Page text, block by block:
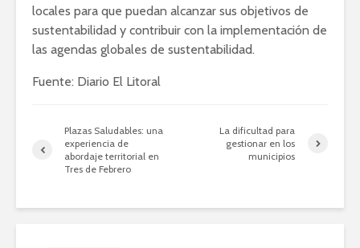
locales para que puedan alcanzar sus objetivos de
sustentabilidad y contribuir con la implementación de
las agendas globales de sustentabilidad.
Fuente: Diario El Litoral
Plazas Saludables: una
experiencia de
abordaje territorial en
Tres de Febrero
La dificultad para
gestionar en los
municipios